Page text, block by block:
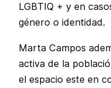
LGBTIQ + y en
género o identidad.
Marta Campos
activa de la
el espacio este en